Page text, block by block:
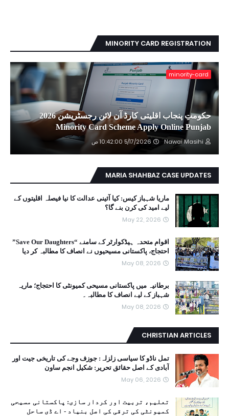
MINORITY CARD REGISTRATION
minority-card
حکومتِ پنجاب اقلیتی کارڈ آن لائن رجسٹریشن 2026
Minority Card Scheme Apply Online Punjab
Nawai Masihi 5/17/2026 10:42:00 ص
MARIA SHAHBAZ CASE UPDATES
ماریا شہباز کیس: کیا آئینی عدالت کا نیا فیصلہ اقلیتوں کے
لیے امید کی کرن بنے گا؟
May 22, 2026
اقوام متحدہ ہیڈکوارٹر کے سامنے “Save Our Daughters”
احتجاج، پاکستانی مسیحیوں نے انصاف کا مطالبہ کر دیا
May 08, 2026
برطانیہ میں پاکستانی مسیحی کمیونٹی کا احتجاج؛ ماریہ
شہباز کے لیے انصاف کا مطالبہ۔
May 08, 2026
CHRISTIAN ARTICLES
تمل ناڈو کا سیاسی زلزلہ: جوزف وجے کی تاریخی جیت اور
آبادی کے اصل حقائق تحریر: شکیل انجم ساون
May 06, 2026
تعلیم، تربیت اور کردار سازی: پاکستانی مسیحی
کمیونٹی کی ترقی کی اصل بنیاد - اے ڈی ساحل